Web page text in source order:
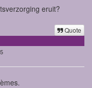
eruit?
Quote